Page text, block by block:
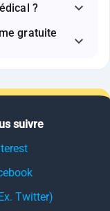
?
gratuite
suivre
Twitter)